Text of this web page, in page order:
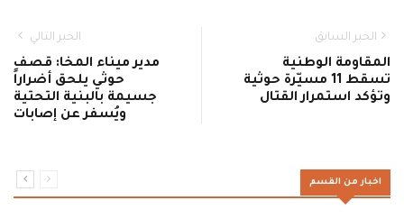
الخبر السابق
المقاومة الوطنية
تسقط 11 مسيّرة حوثية
وتؤكد استمرار القتال
الخبر التالي
مدير ميناء المخا: قصف
حوثي يلحق أضراراً
جسيمة بالبنية التحتية
ويُسفر عن إصابات
اخبار من القسم